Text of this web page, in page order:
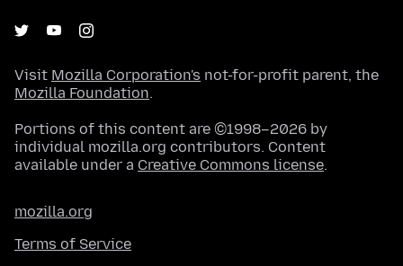
Visit Mozilla Corporation's not-for-profit parent, the
Mozilla Foundation.
Portions of this content are ©1998–2026 by
individual mozilla.org contributors. Content
available under a Creative Commons license.
mozilla.org
Terms of Service